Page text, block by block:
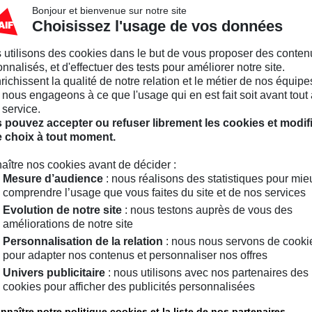
européennes…) ou privées (dons, legs,
pour votre association ne manquent pas.
différentes législations qui encadrent ces leviers.
association n’aura plus de secret pour vous !
MAIF VOUS ACCOMPAGNE DANS LE
ASSOCIATION
Découvrez l’ensemble de nos solutions
dirigeants associatifs.
Bonjour et bienvenue sur notre site
Choisissez l'usage de vos données
utilisons des cookies dans le but de vous proposer des
et d'effectuer des tests pour améliorer notre site.
la qualité de notre relation et le métier de nos
engageons à ce que l'usage qui en est fait soit avant tout
pouvez accepter ou refuser librement les cookies et
choix à tout moment.
nos cookies avant de décider :
Mesure d’audience : nous réalisons des statistiques pour
comprendre l’usage que vous faites du site et de nos services
Evolution de notre site : nous testons auprès de vous des
améliorations de notre site
Personnalisation de la relation : nous nous servons de
pour adapter nos contenus et personnaliser nos offres
Univers publicitaire : nous utilisons avec nos partenaires des
cookies pour afficher des publicités personnalisées